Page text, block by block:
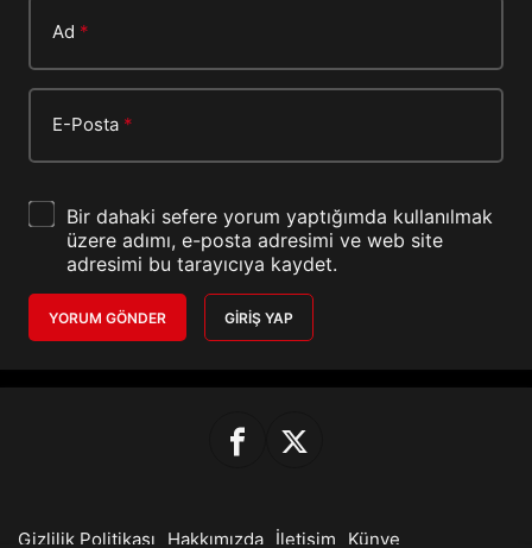
Ad *
E-Posta *
Bir dahaki sefere yorum yaptığımda kullanılmak
üzere adımı, e-posta adresimi ve web site
adresimi bu tarayıcıya kaydet.
YORUM GÖNDER GIRIŞ YAP
Gizlilik Politikası Hakkımızda İletişim Künye